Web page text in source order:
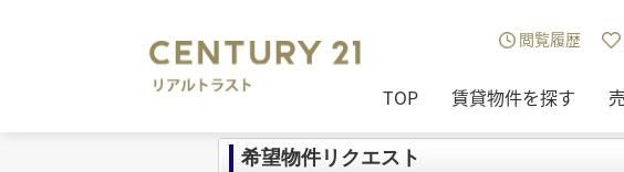
閲覧履歴
TOP 賃貸物件を探す
希望物件リクエスト